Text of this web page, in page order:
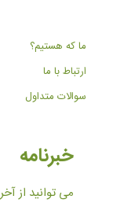
ما که هستیم؟
ارتباط با ما
سوالات متداول
خبرنامه
می توانید از